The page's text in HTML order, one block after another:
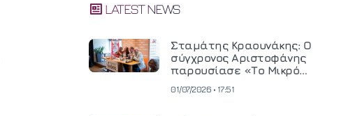
LATEST NEWS
Σταμάτης Κραουνάκης: Ο
σύγχρονος Αριστοφάνης
παρουσίασε «Το Μικρό
01/07/2026 • 17:51